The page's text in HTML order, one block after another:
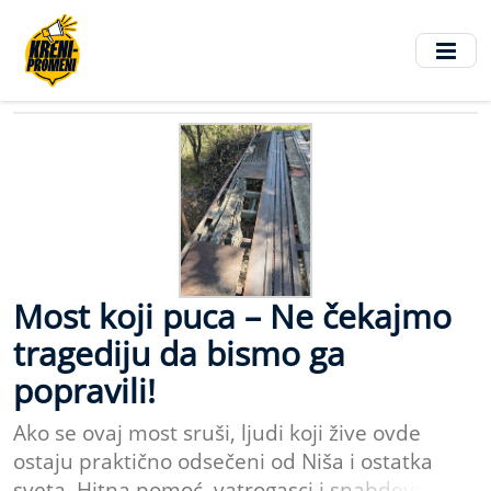
glavni
sadržaj
Most koji puca – Ne čekajmo
tragediju da bismo ga
popravili!
Ako se ovaj most sruši, ljudi koji žive ovde
ostaju praktično odsečeni od Niša i ostatka